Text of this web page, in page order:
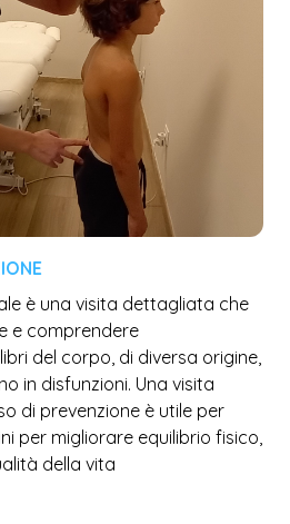
è una visita dettagliata che
e comprendere
del corpo, di diversa origine,
in disfunzioni. Una visita
di prevenzione è utile per
per migliorare equilibrio fisico,
della vita